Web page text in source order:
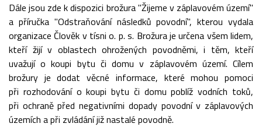
Dále jsou zde k dispozici brožura "Žijeme v záplavovém území"
a příručka "Odstraňování následků povodní", kterou vydala
organizace Člověk v tísni o. p. s. Brožura je určena všem lidem,
kteří žijí v oblastech ohrožených povodněmi, i těm, kteří
uvažují o koupi bytu či domu v záplavovém území. Cílem
brožury je dodat věcné informace, které mohou pomoci
při rozhodování o koupi bytu či domu poblíž vodních toků,
při ochraně před negativními dopady povodní v záplavových
územích a při zvládání již nastalé povodně.